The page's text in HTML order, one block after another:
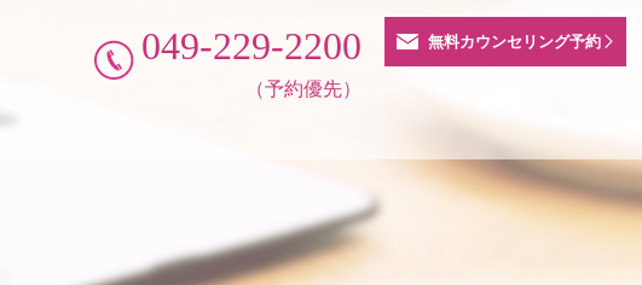
無料カウンセリング予約
049-229-2200
（予約優先）